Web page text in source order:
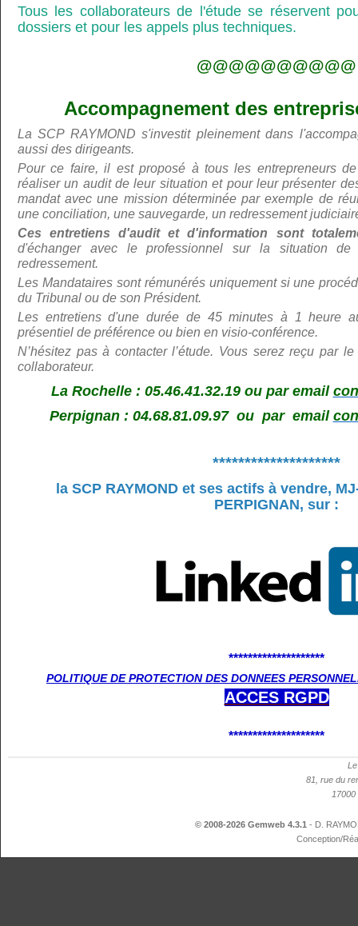
Tous les collaborateurs de l'étude se réservent
dossiers et pour les appels plus techniques.
@@@@@@@@@@
Accompagnement des
La SCP RAYMOND s'investit pleinement dans
aussi des dirigeants.
Pour ce faire, il est proposé à tous les entrepreneurs
réaliser un audit de leur situation et pour leur présenter
mandat avec une mission déterminée par exemple de
une conciliation, une sauvegarde, un redressement
Ces entretiens d'audit et d'information sont
d'échanger avec le professionnel sur la situation
redressement.
Les Mandataires sont rémunérés uniquement si une
du Tribunal ou de son Président.
Les entretiens d'une durée de 45 minutes à 1 heure
présentiel de préférence ou bien en visio-conférence.
N’hésitez pas à contacter l’étude. Vous serez reçu par
collaborateur.
La Rochelle : 05.46.41.32.19 ou par email
Perpignan : 04.68.81.09.97 ou par email
********************
la SCP RAYMOND et ses actifs à vendre,
PERPIGNAN, sur :
********************
POLITIQUE DE PROTECTION DES DONNEES
ACCESRGPD
********************
81, rue du
17000
© 2008-2026 Gemweb 4.3.1 - D.
Conception/